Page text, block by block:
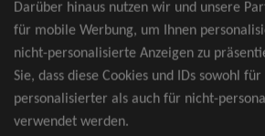
TOP-Events
André Rieu Tickets
Darüber hinaus nutzen wir und unsere
für mobile Werbung, um Ihnen
nicht-personalisierte Anzeigen zu
Sie, dass diese Cookies und IDs sowohl
personalisierter als auch für nicht-
verwendet werden.